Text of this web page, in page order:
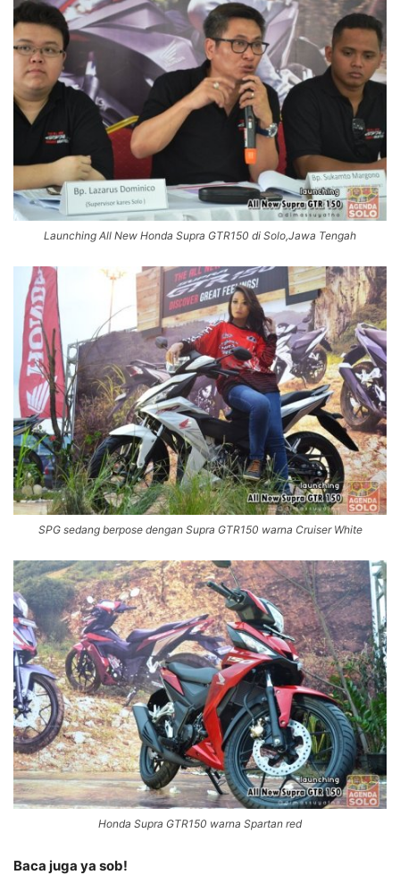
Launching All New Honda Supra GTR150 di Solo,Jawa Tengah
SPG sedang berpose dengan Supra GTR150 warna Cruiser White
Honda Supra GTR150 warna Spartan red
Baca juga ya sob!